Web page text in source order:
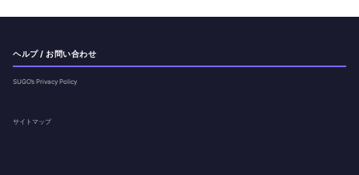
ヘルプ / お問い合わせ
SUGO’s Privacy Policy
サイトマップ